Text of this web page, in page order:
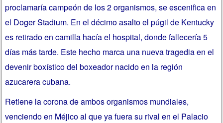
proclamaría campeón de los 2 organismos, se escenifica en
el Doger Stadium. En el décimo asalto el púgil de Kentucky
es retirado en camilla hacía el hospital, donde fallecería 5
días más tarde. Este hecho marca una nueva tragedia en el
devenir boxístico del boxeador nacido en la región
azucarera cubana.
Retiene la corona de ambos organismos mundiales,
venciendo en Méjico al que ya fuera su rival en el Palacio